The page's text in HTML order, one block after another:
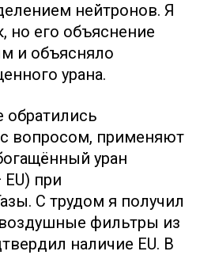
нейтронов. Я
но его объяснение
и объясняло
урана.
обратились
с вопросом, применяют
уран
при
С трудом я получил
фильтры из
наличие EU. В